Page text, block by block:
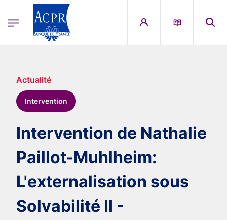
ACPR Menu Principal (French)
Actualité
Intervention
Intervention de Nathalie
Paillot-Muhlheim:
L'externalisation sous
Solvabilité II -